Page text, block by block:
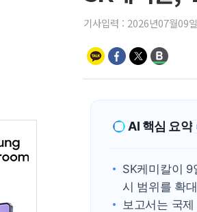
기사입력 : 2026년07월09
AI 핵심 요약
SK케미칼이
시 범위를 확
보고서는 국